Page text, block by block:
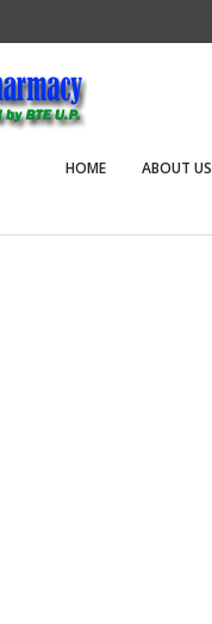
HOME ABOUT US